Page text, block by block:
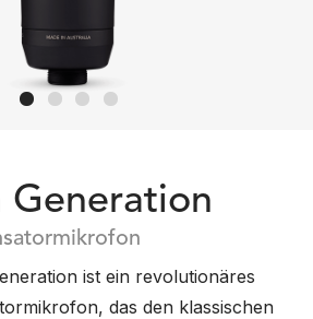
Generation
ist ein revolutionäres
das den klassischen